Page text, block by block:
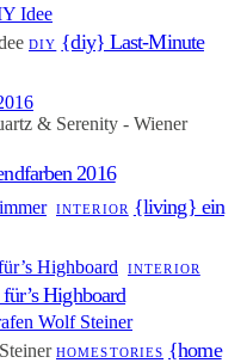
Idee
DIY {diy} Last-Minute
2016
INTERIOR {living} ein
Highboard INTERIOR
Highboard
Wolf Steiner
HOMESTORIES {home